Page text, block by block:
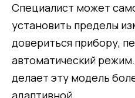
Специалист может
установить пределы
довериться прибору,
автоматический
делает эту модель